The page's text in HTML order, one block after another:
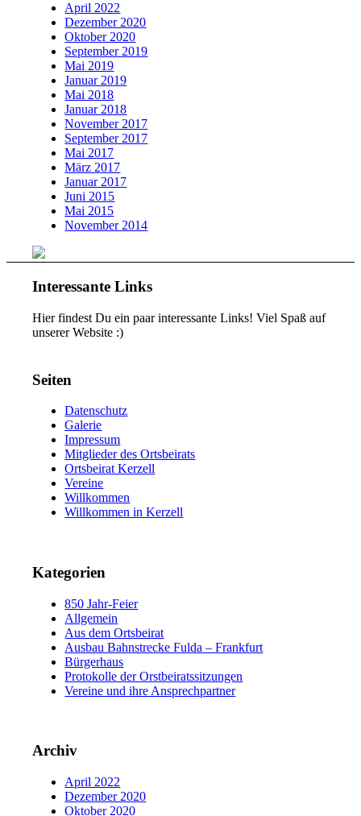
April 2022
Dezember 2020
Oktober 2020
September 2019
Mai 2019
Januar 2019
Mai 2018
Januar 2018
November 2017
September 2017
Mai 2017
März 2017
Januar 2017
Juni 2015
Mai 2015
November 2014
Interessante Links
Hier findest Du ein paar interessante Links! Viel Spaß auf
unserer Website :)
Seiten
Datenschutz
Galerie
Impressum
Mitglieder des Ortsbeirats
Ortsbeirat Kerzell
Vereine
Willkommen
Willkommen in Kerzell
Kategorien
850 Jahr-Feier
Allgemein
Aus dem Ortsbeirat
Ausbau Bahnstrecke Fulda – Frankfurt
Bürgerhaus
Protokolle der Orstbeiratssitzungen
Vereine und ihre Ansprechpartner
Archiv
April 2022
Dezember 2020
Oktober 2020